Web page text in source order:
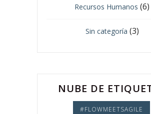
Recursos Humanos (6)
Sin categoría (3)
NUBE DE
#FLOWMEETSAGILE